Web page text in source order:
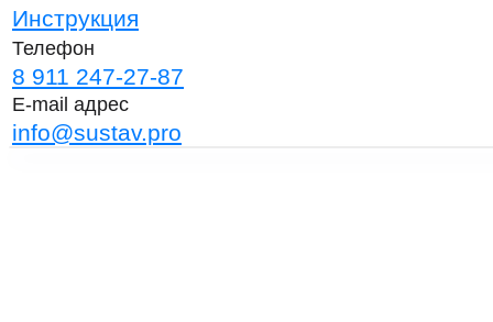
Инструкция
Телефон
8 911 247-27-87
E-mail адрес
info@sustav.pro